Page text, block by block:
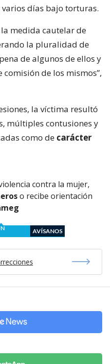
días bajo torturas.
medida cautelar de
la pluralidad de
de algunos de ellos y
de los mismos”,
la víctima resultó
múltiples contusiones y
como de carácter
contra la mujer,
o recibe orientación
AVÍSANOS